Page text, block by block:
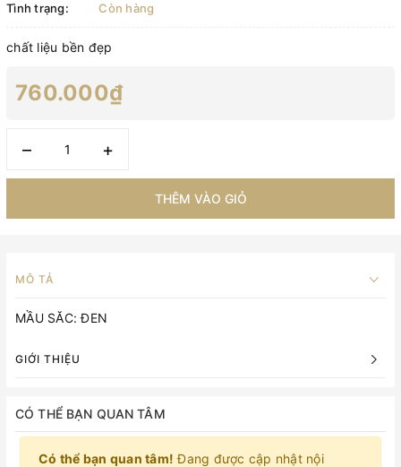
Tình trạng:
Còn hàng
chất liệu bền đẹp
760.000₫
– +
THÊM VÀO GIỎ
MÔ TẢ
MẦU SĂC: ĐEN
GIỚI THIỆU
CÓ THỂ BẠN QUAN TÂM
Có thể bạn quan tâm! Đang được cập nhật nội